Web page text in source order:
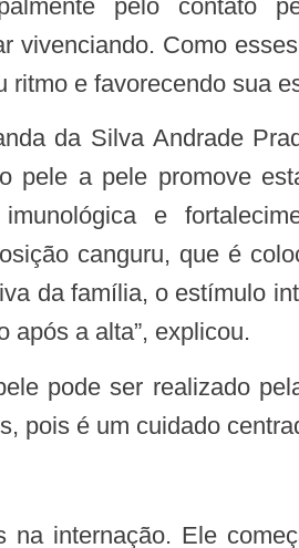
vivenciando. Como
e favorecendo sua
pele a pele promove
e
canguru, que é
da família, o estímulo
após a alta”, explicou.
pois é um cuidado